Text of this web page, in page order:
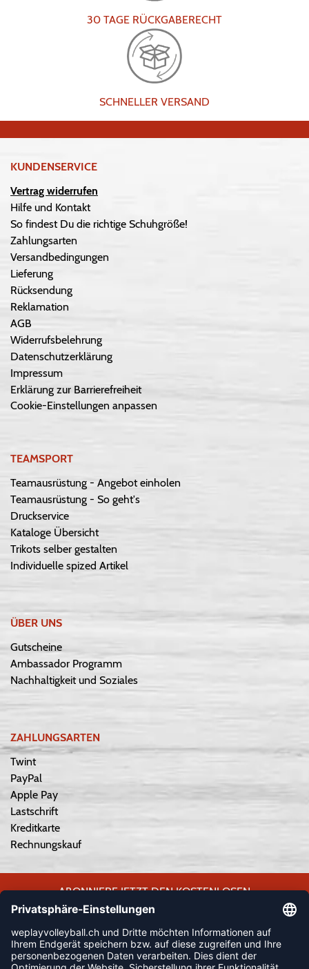
30 TAGE RÜCKGABERECHT
SCHNELLER VERSAND
KUNDENSERVICE
Vertrag widerrufen
Hilfe und Kontakt
So findest Du die richtige Schuhgröße!
Zahlungsarten
Versandbedingungen
Lieferung
Rücksendung
Reklamation
AGB
Widerrufsbelehrung
Datenschutzerklärung
Impressum
Erklärung zur Barrierefreiheit
Cookie-Einstellungen anpassen
TEAMSPORT
Teamausrüstung - Angebot einholen
Teamausrüstung - So geht's
Druckservice
Kataloge Übersicht
Trikots selber gestalten
Individuelle spized Artikel
ÜBER UNS
Gutscheine
Ambassador Programm
Nachhaltigkeit und Soziales
ZAHLUNGSARTEN
Twint
PayPal
Apple Pay
Lastschrift
Kreditkarte
Rechnungskauf
ABONNIERE JETZT DEN KOSTENLOSEN
WEPLAYVOLLEYBALL-NEWSLETTER UND VERPASSE KEINE
JETZT ANMELDEN